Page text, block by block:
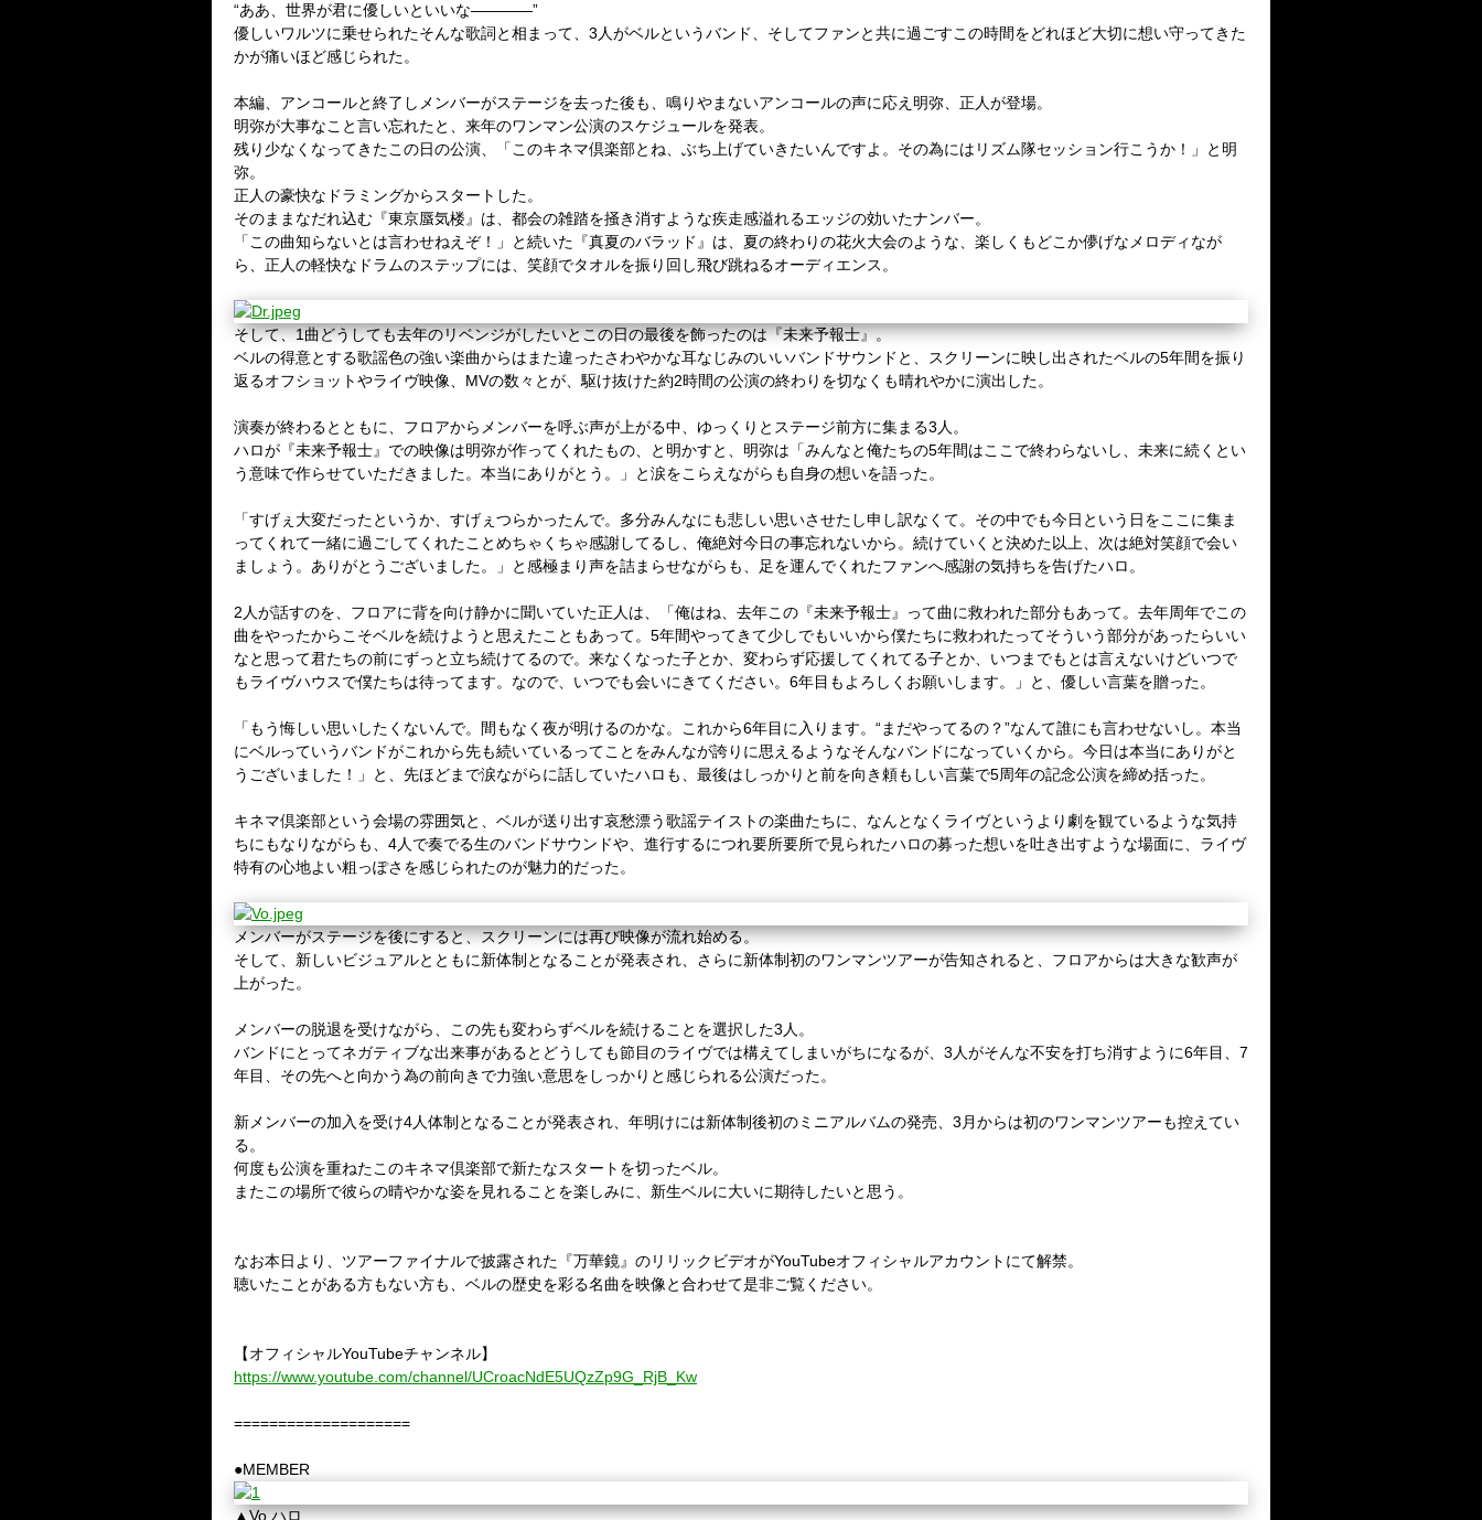
“ああ、世界が君に優しいといいな――――”
優しいワルツに乗せられたそんな歌詞と相まって、3人がベルというバンド、そしてファンと共に過ごすこの時間をどれほど大切に想い守ってきた
かが痛いほど感じられた。
本編、アンコールと終了しメンバーがステージを去った後も、鳴りやまないアンコールの声に応え明弥、正人が登場。
明弥が大事なこと言い忘れたと、来年のワンマン公演のスケジュールを発表。
残り少なくなってきたこの日の公演、「このキネマ倶楽部とね、ぶち上げていきたいんですよ。その為にはリズム隊セッション行こうか！」と明
弥。
正人の豪快なドラミングからスタートした。
そのままなだれ込む『東京蜃気楼』は、都会の雑踏を掻き消すような疾走感溢れるエッジの効いたナンバー。
「この曲知らないとは言わせねえぞ！」と続いた『真夏のバラッド』は、夏の終わりの花火大会のような、楽しくもどこか儚げなメロディなが
ら、正人の軽快なドラムのステップには、笑顔でタオルを振り回し飛び跳ねるオーディエンス。
そして、1曲どうしても去年のリベンジがしたいとこの日の最後を飾ったのは『未来予報士』。
ベルの得意とする歌謡色の強い楽曲からはまた違ったさわやかな耳なじみのいいバンドサウンドと、スクリーンに映し出されたベルの5年間を振り
返るオフショットやライヴ映像、MVの数々とが、駆け抜けた約2時間の公演の終わりを切なくも晴れやかに演出した。
演奏が終わるとともに、フロアからメンバーを呼ぶ声が上がる中、ゆっくりとステージ前方に集まる3人。
ハロが『未来予報士』での映像は明弥が作ってくれたもの、と明かすと、明弥は「みんなと俺たちの5年間はここで終わらないし、未来に続くとい
う意味で作らせていただきました。本当にありがとう。」と涙をこらえながらも自身の想いを語った。
「すげぇ大変だったというか、すげぇつらかったんで。多分みんなにも悲しい思いさせたし申し訳なくて。その中でも今日という日をここに集ま
ってくれて一緒に過ごしてくれたことめちゃくちゃ感謝してるし、俺絶対今日の事忘れないから。続けていくと決めた以上、次は絶対笑顔で会い
ましょう。ありがとうございました。」と感極まり声を詰まらせながらも、足を運んでくれたファンへ感謝の気持ちを告げたハロ。
2人が話すのを、フロアに背を向け静かに聞いていた正人は、「俺はね、去年この『未来予報士』って曲に救われた部分もあって。去年周年でこの
曲をやったからこそベルを続けようと思えたこともあって。5年間やってきて少しでもいいから僕たちに救われたってそういう部分があったらいい
なと思って君たちの前にずっと立ち続けてるので。来なくなった子とか、変わらず応援してくれてる子とか、いつまでもとは言えないけどいつで
もライヴハウスで僕たちは待ってます。なので、いつでも会いにきてください。6年目もよろしくお願いします。」と、優しい言葉を贈った。
「もう悔しい思いしたくないんで。間もなく夜が明けるのかな。これから6年目に入ります。“まだやってるの？”なんて誰にも言わせないし。本当
にベルっていうバンドがこれから先も続いているってことをみんなが誇りに思えるようなそんなバンドになっていくから。今日は本当にありがと
うございました！」と、先ほどまで涙ながらに話していたハロも、最後はしっかりと前を向き頼もしい言葉で5周年の記念公演を締め括った。
キネマ倶楽部という会場の雰囲気と、ベルが送り出す哀愁漂う歌謡テイストの楽曲たちに、なんとなくライヴというより劇を観ているような気持
ちにもなりながらも、4人で奏でる生のバンドサウンドや、進行するにつれ要所要所で見られたハロの募った想いを吐き出すような場面に、ライヴ
特有の心地よい粗っぽさを感じられたのが魅力的だった。
メンバーがステージを後にすると、スクリーンには再び映像が流れ始める。
そして、新しいビジュアルとともに新体制となることが発表され、さらに新体制初のワンマンツアーが告知されると、フロアからは大きな歓声が
上がった。
メンバーの脱退を受けながら、この先も変わらずベルを続けることを選択した3人。
バンドにとってネガティブな出来事があるとどうしても節目のライヴでは構えてしまいがちになるが、3人がそんな不安を打ち消すように6年目、7
年目、その先へと向かう為の前向きで力強い意思をしっかりと感じられる公演だった。
新メンバーの加入を受け4人体制となることが発表され、年明けには新体制後初のミニアルバムの発売、3月からは初のワンマンツアーも控えてい
る。
何度も公演を重ねたこのキネマ倶楽部で新たなスタートを切ったベル。
またこの場所で彼らの晴やかな姿を見れることを楽しみに、新生ベルに大いに期待したいと思う。
なお本日より、ツアーファイナルで披露された『万華鏡』のリリックビデオがYouTubeオフィシャルアカウントにて解禁。
聴いたことがある方もない方も、ベルの歴史を彩る名曲を映像と合わせて是非ご覧ください。
【オフィシャルYouTubeチャンネル】
https://www.youtube.com/channel/UCroacNdE5UQzZp9G_RjB_Kw
====================
●MEMBER
▲Vo.ハロ